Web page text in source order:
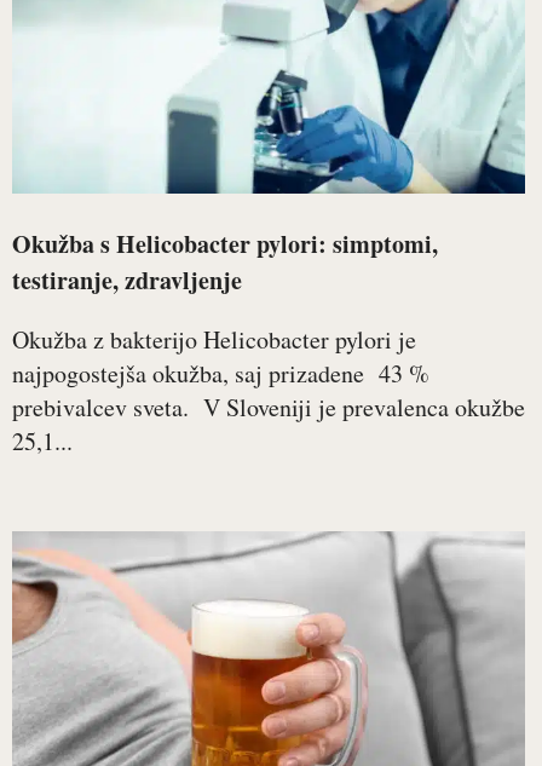
Okužba s Helicobacter pylori: simptomi,
testiranje, zdravljenje
Okužba z bakterijo Helicobacter pylori je
najpogostejša okužba, saj prizadene 43 %
prebivalcev sveta. V Sloveniji je prevalenca okužbe
25,1...